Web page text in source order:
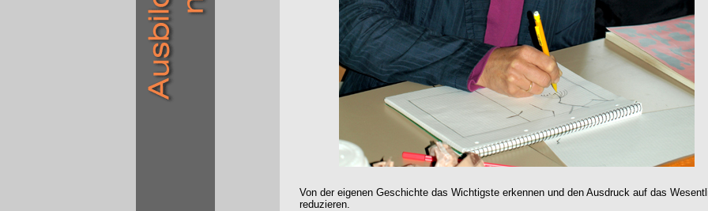
Von der eigenen Geschichte das Wichtigste erkennen und den Ausdruck auf das
reduzieren.